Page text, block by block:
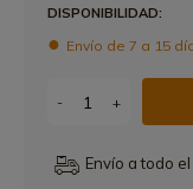
DISPONIBILIDAD:
Envío de 7 a 15
- +
Envío a todo